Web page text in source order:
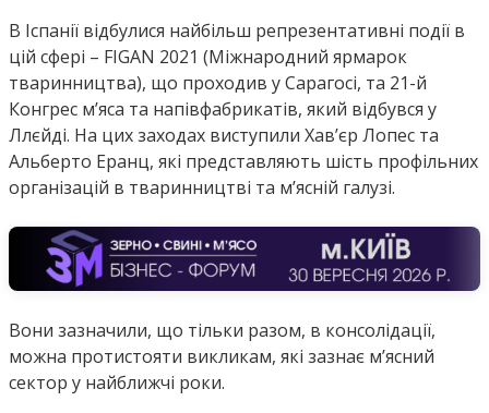
В Іспанії відбулися найбільш репрезентативні події в
цій сфері – FIGAN 2021 (Міжнародний ярмарок
тваринництва), що проходив у Сарагосі, та 21-й
Конгрес м’яса та напівфабрикатів, який відбувся у
Ллєйді. На цих заходах виступили Хав’єр Лопес та
Альберто Еранц, які представляють шість профільних
організацій в тваринництві та м’ясній галузі.
Вони зазначили, що тільки разом, в консолідації,
можна протистояти викликам, які зазнає м’ясний
сектор у найближчі роки.